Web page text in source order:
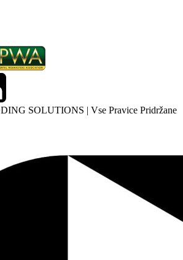
SOLUTIONS | Vse Pravice Pridržane